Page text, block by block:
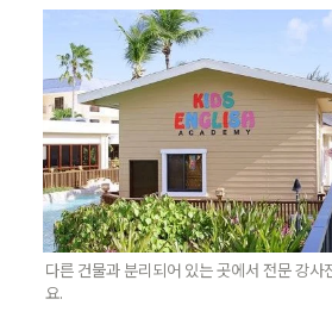
다른 건물과 분리되어 있는 곳에서 전문 강사
요.